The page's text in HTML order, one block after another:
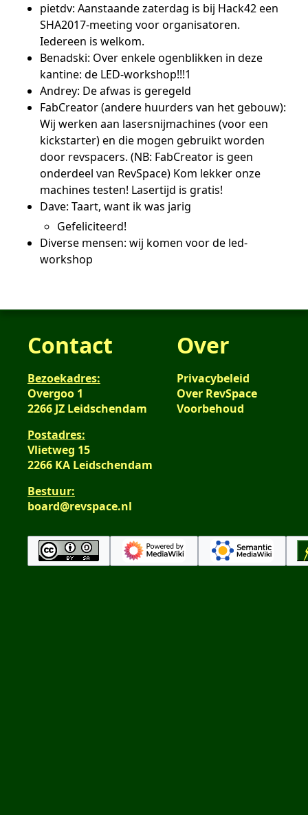
pietdv: Aanstaande zaterdag is bij Hack42 een
SHA2017-meeting voor organisatoren.
Iedereen is welkom.
Benadski: Over enkele ogenblikken in deze
kantine: de LED-workshop!!!1
Andrey: De afwas is geregeld
FabCreator (andere huurders van het gebouw):
Wij werken aan lasersnijmachines (voor een
kickstarter) en die mogen gebruikt worden
door revspacers. (NB: FabCreator is geen
onderdeel van RevSpace) Kom lekker onze
machines testen! Lasertijd is gratis!
Dave: Taart, want ik was jarig
Gefeliciteerd!
Diverse mensen: wij komen voor de led-
workshop
Contact
Bezoekadres:
Overgoo 1
2266 JZ Leidschendam
Postadres:
Vlietweg 15
2266 KA Leidschendam
Bestuur:
board@revspace.nl
Over
Privacybeleid
Over RevSpace
Voorbehoud